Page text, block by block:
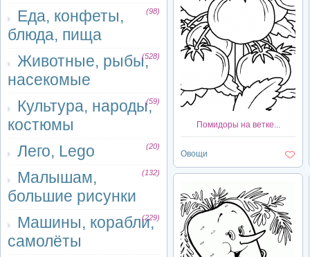
Еда, конфеты,
блюда, пища
(98)
Животные, рыбы,
насекомые
(528)
Культура, народы,
костюмы
(59)
Лего, Lego (20)
Малышам,
большие рисунки
(132)
Машины, корабли,
самолёты
(229)
Помидоры на ветке...
Овощи